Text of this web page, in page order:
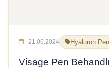
21.06.2024 Hyaluron Pen
Visage Pen